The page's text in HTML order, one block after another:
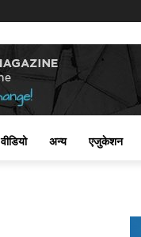
वीडियो अन्य एजुकेशन